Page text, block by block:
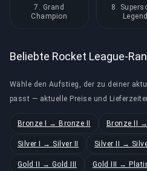
7. Grand
Champion
8.
Legend
Beliebte Rocket League-
Wähle den Aufstieg, der zu deiner
passt — aktuelle Preise und
Bronze I → Bronze II Bronze II →
Silver I → Silver II Silver II →
Gold II → Gold III Gold III →